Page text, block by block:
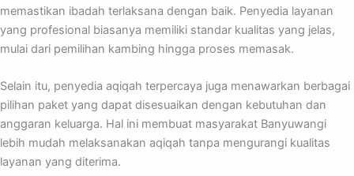
memastikan ibadah terlaksana dengan baik. Penyedia layanan
yang profesional biasanya memiliki standar kualitas yang jelas,
mulai dari pemilihan kambing hingga proses memasak.
Selain itu, penyedia aqiqah terpercaya juga menawarkan berbagai
pilihan paket yang dapat disesuaikan dengan kebutuhan dan
anggaran keluarga. Hal ini membuat masyarakat Banyuwangi
lebih mudah melaksanakan aqiqah tanpa mengurangi kualitas
layanan yang diterima.